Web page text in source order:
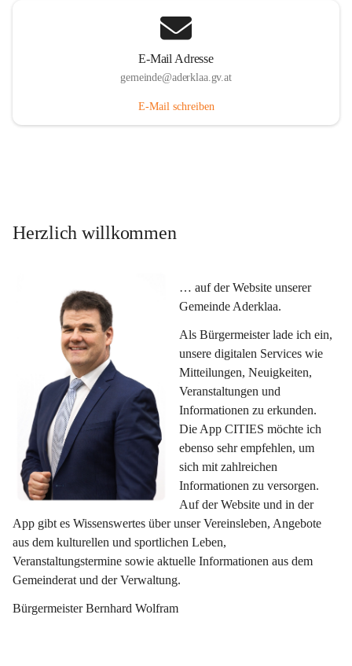
E-Mail Adresse
gemeinde@aderklaa.gv.at
E-Mail schreiben
Herzlich willkommen
… auf der Website unserer
Gemeinde Aderklaa.
Als Bürgermeister lade ich ein,
unsere digitalen Services wie
Mitteilungen, Neuigkeiten,
Veranstaltungen und
Informationen zu erkunden.
Die App CITIES möchte ich
ebenso sehr empfehlen, um
sich mit zahlreichen
Informationen zu versorgen.
Auf der Website und in der
App gibt es Wissenswertes über unser Vereinsleben, Angebote
aus dem kulturellen und sportlichen Leben,
Veranstaltungstermine sowie aktuelle Informationen aus dem
Gemeinderat und der Verwaltung.
Bürgermeister Bernhard Wolfram